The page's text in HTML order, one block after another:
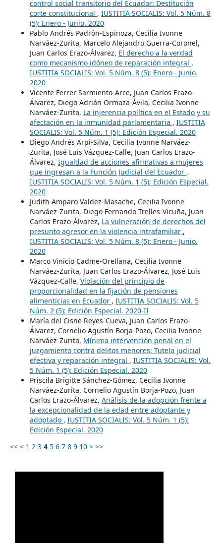
control social transitorio del Ecuador: Destitución
corte constitucional , IUSTITIA SOCIALIS: Vol. 5 Núm. 8
(5): Enero - Junio. 2020
Pablo Andrés Padrón-Espinoza, Cecilia Ivonne
Narváez-Zurita, Marcelo Alejandro Guerra-Coronel,
Juan Carlos Erazo-Álvarez, El derecho a la verdad
como mecanismo idóneo de reparación integral ,
IUSTITIA SOCIALIS: Vol. 5 Núm. 8 (5): Enero - Junio.
2020
Vicente Ferrer Sarmiento-Arce, Juan Carlos Erazo-
Álvarez, Diego Adrián Ormaza-Ávila, Cecilia Ivonne
Narváez-Zurita, La injerencia política en el Estado y su
afectación en la inmunidad parlamentaria , IUSTITIA
SOCIALIS: Vol. 5 Núm. 1 (5): Edición Especial. 2020
Diego Andrés Arpi-Silva, Cecilia Ivonne Narváez-
Zurita, José Luis Vázquez-Calle, Juan Carlos Erazo-
Álvarez, Igualdad de acciones afirmativas a mujeres
que ingresan a la Función Judicial del Ecuador ,
IUSTITIA SOCIALIS: Vol. 5 Núm. 1 (5): Edición Especial.
2020
Judith Amparo Valdez-Masache, Cecilia Ivonne
Narváez-Zurita, Diego Fernando Trelles-Vicuña, Juan
Carlos Erazo-Álvarez, La vulneración de derechos del
presunto agresor en la violencia intrafamiliar ,
IUSTITIA SOCIALIS: Vol. 5 Núm. 8 (5): Enero - Junio.
2020
Marco Vinicio Cadme-Orellana, Cecilia Ivonne
Narváez-Zurita, Juan Carlos Erazo-Álvarez, José Luis
Vázquez-Calle, Violación del principio de
proporcionalidad en la fijación de pensiones
alimenticias en Ecuador , IUSTITIA SOCIALIS: Vol. 5
Núm. 2 (5): Edición Especial. 2020-II
María del Cisne Reyes-Cueva, Juan Carlos Erazo-
Álvarez, Cornelio Agustín Borja-Pozo, Cecilia Ivonne
Narváez-Zurita, Mínima intervención penal en el
juzgamiento contra delitos menores: Tutela judicial
efectiva y reparación integral , IUSTITIA SOCIALIS: Vol.
5 Núm. 1 (5): Edición Especial. 2020
Priscila Brigitte Sánchez-Gómez, Cecilia Ivonne
Narváez-Zurita, Cornelio Agustín Borja-Pozo, Juan
Carlos Erazo-Álvarez, Análisis de la adopción frente a
la excepcionalidad de la edad entre adoptante y
adoptado , IUSTITIA SOCIALIS: Vol. 5 Núm. 1 (5):
Edición Especial. 2020
<< < 1 2 3 4 5 6 7 8 9 10 > >>